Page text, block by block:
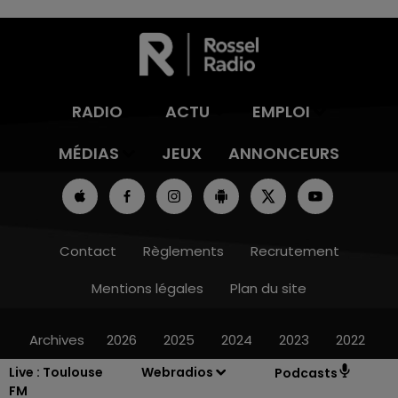
Live : Toulouse
FM
Webradios Podcasts
RADIO ACTU
EMPLOI
MÉDIAS
JEUX ANNONCEURS
Contact Règlements
Recrutement
Mentions légales
Plan du site
Archives 2026 2025 2024 2023 2022